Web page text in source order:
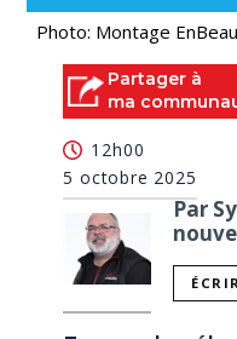
Photo: Montage
Partager à
ma
12h00
5 octobre 2025
Par